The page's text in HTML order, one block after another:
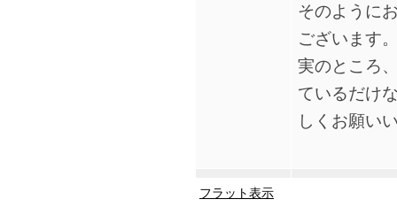
そのように
ございます
実のところ
ているだけ
しくお願い
フラット表示